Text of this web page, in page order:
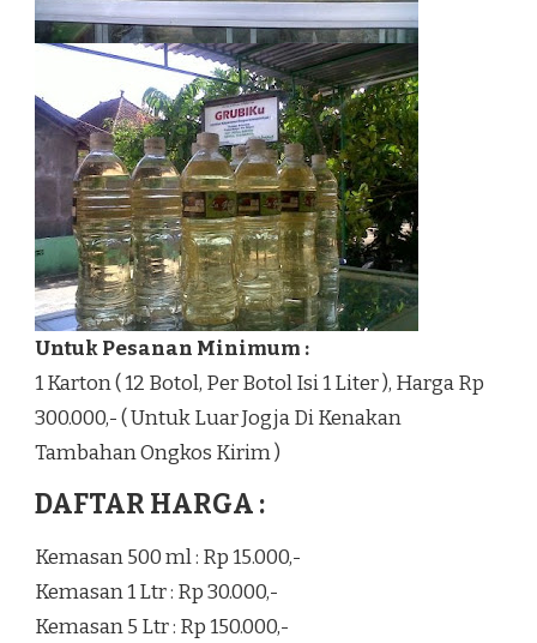
Untuk Pesanan Minimum :
1 Karton ( 12 Botol, Per Botol Isi 1 Liter ), Harga Rp
300.000,- ( Untuk Luar Jogja Di Kenakan
Tambahan Ongkos Kirim )
DAFTAR HARGA :
Kemasan 500 ml : Rp 15.000,-
Kemasan 1 Ltr : Rp 30.000,-
Kemasan 5 Ltr : Rp 150.000,-